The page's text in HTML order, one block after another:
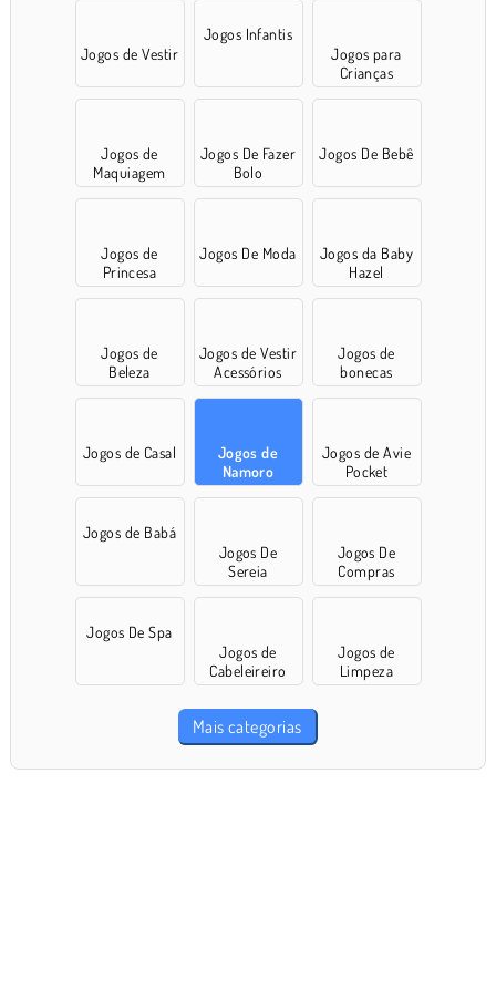
Jogos de Vestir
Jogos Infantis
Jogos para
Crianças
Jogos de
Maquiagem
Jogos De Fazer
Bolo
Jogos De Bebê
Jogos de
Princesa
Jogos De Moda
Jogos da Baby
Hazel
Jogos de
Beleza
Jogos de Vestir
Acessórios
Jogos de
bonecas
Jogos de Casal
Jogos de
Namoro
Jogos de Avie
Pocket
Jogos de Babá
Jogos De
Sereia
Jogos De
Compras
Jogos De Spa
Jogos de
Cabeleireiro
Jogos de
Limpeza
Mais categorias